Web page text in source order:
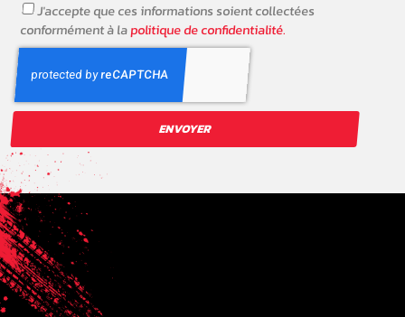
J'accepte que ces informations soient collectées
conformément à lapolitique de confidentialité.
ENVOYER